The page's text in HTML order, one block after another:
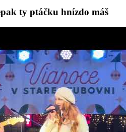
ty ptáčku hnízdo máš